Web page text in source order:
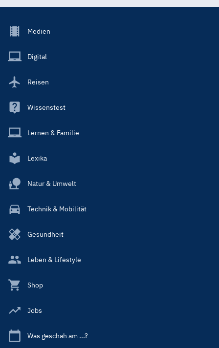
Footer
Main
Medien
Digital
Reisen
Wissenstest
Lernen & Familie
Lexika
Natur & Umwelt
Technik & Mobilität
Gesundheit
Leben & Lifestyle
Shop
Jobs
Was geschah am ...?